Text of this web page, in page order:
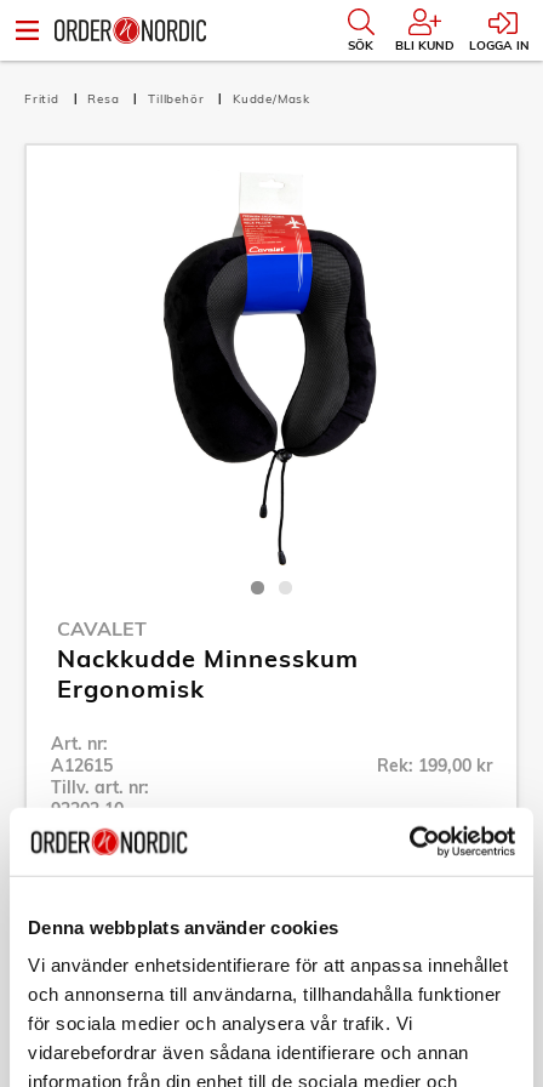
Denna webbplats använder cookies
Vi använder enhetsidentifierare för att anpassa innehållet
och annonserna till användarna, tillhandahålla funktioner
för sociala medier och analysera vår trafik. Vi
vidarebefordrar även sådana identifierare och annan
information från din enhet till de sociala medier och
SÖK BLI KUND LOGGA IN
Fritid Resa Tillbehör Kudde/Mask
CAVALET
Nackkudde Minnesskum
Ergonomisk
Art. nr:
A12615
Tillv. art. nr:
92202.10
Rek: 199,00 kr
Se alla produkter inom Cavalet
Specifikation
Beskrivning
Art. nr:A12615